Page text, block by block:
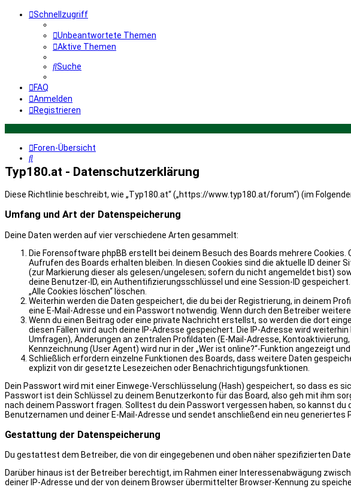
Schnellzugriff
Unbeantwortete Themen
Aktive Themen
Suche
FAQ
Anmelden
Registrieren
Foren-Übersicht
Suche
Typ180.at - Datenschutzerklärung
Diese Richtlinie beschreibt, wie „Typ180.at“ („https://www.typ180.at/forum“) (im
Umfang und Art der Datenspeicherung
Deine Daten werden auf vier verschiedene Arten gesammelt:
Die Forensoftware phpBB erstellt bei deinem Besuch des Boards mehrere
Aufrufen des Boards erhalten bleiben. In diesen Cookies sind die aktuelle ID
(zur Markierung dieser als gelesen/ungelesen; sofern du nicht angemeldet bist)
deine Benutzer-ID, ein Authentifizierungsschlüssel und eine Session-ID
„Alle Cookies löschen“ löschen.
Weiterhin werden die Daten gespeichert, die du bei der Registrierung, in deinem
eine E-Mail-Adresse und ein Passwort notwendig. Wenn durch den Betreiber
Wenn du einen Beitrag oder eine private Nachricht erstellst, so werden die dort
diesen Fällen wird auch deine IP-Adresse gespeichert. Die IP-Adresse wird
Umfragen), Änderungen an zentralen Profildaten (E-Mail-Adresse,
Kennzeichnung (User Agent) wird nur in der „Wer ist online?“-Funktion angezeigt
Schließlich erfordern einzelne Funktionen des Boards, dass weitere Daten
explizit von dir gesetzte Lesezeichen oder Benachrichtigungsfunktionen.
Dein Passwort wird mit einer Einwege-Verschlüsselung (Hash) gespeichert, so dass es
Passwort ist dein Schlüssel zu deinem Benutzerkonto für das Board, also geh mit ihm
nach deinem Passwort fragen. Solltest du dein Passwort vergessen haben, so kannst
Benutzernamen und deiner E-Mail-Adresse und sendet anschließend ein neu
Gestattung der Datenspeicherung
Du gestattest dem Betreiber, die von dir eingegebenen und oben näher spezifizierten
Darüber hinaus ist der Betreiber berechtigt, im Rahmen einer Interessenabwägung
deiner IP-Adresse und der von deinem Browser übermittelter Browser-Kennung zu